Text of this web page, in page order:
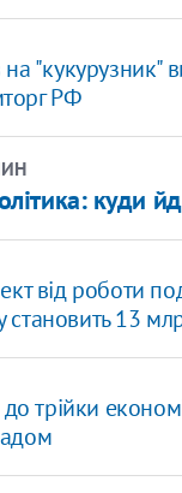
"кукурузник"
РФ
куди
від роботи
становить 13
трійки